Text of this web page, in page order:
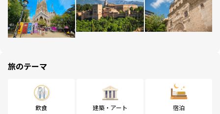
旅のテーマ
飲食 建築・アート 宿泊